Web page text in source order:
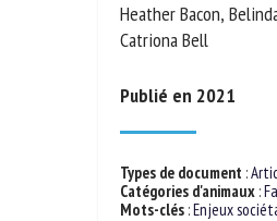
Heather Bacon,
Catriona Bell
Publié en 2021
Types de document :
Catégories d'animaux :
Mots-clés :Enjeux